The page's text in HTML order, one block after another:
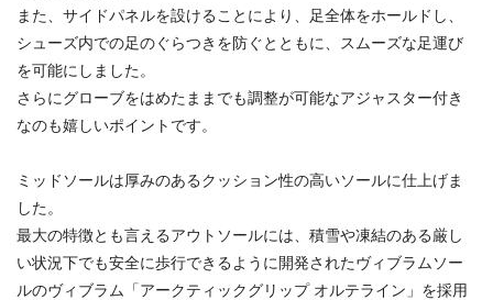
また、サイドパネルを設けることにより、足全体をホールドし、
シューズ内での足のぐらつきを防ぐとともに、スムーズな足運び
を可能にしました。
さらにグローブをはめたままでも調整が可能なアジャスター付き
なのも嬉しいポイントです。
ミッドソールは厚みのあるクッション性の高いソールに仕上げま
した。
最大の特徴とも言えるアウトソールには、積雪や凍結のある厳し
い状況下でも安全に歩行できるように開発されたヴィブラムソー
ルのヴィブラム「アークティックグリップ オルテライン」を採用